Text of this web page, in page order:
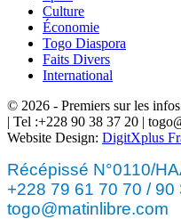
Culture
Économie
Togo Diaspora
Faits Divers
International
© 2026 - Premiers sur les
| Tel :+228 90 38 37 20 |
Website Design: DigitXplus
Récépissé N°0110/
+228 79 61 70 70 / 90
togo@matinlibre.com